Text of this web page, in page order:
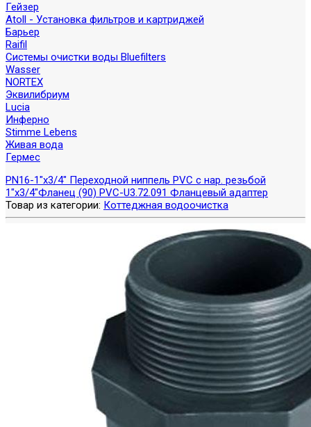
Гейзер
Atoll - Установка фильтров и картриджей
Барьер
Raifil
Системы очистки воды Bluefilters
Wasser
NORTEX
Эквилибриум
Lucia
Инферно
Stimme Lebens
Живая вода
Гермес
PN16-1"x3/4" Переходной ниппель PVC c нар. резьбой
1"x3/4"Фланец (90) PVC-U3.72.091 Фланцевый адаптер
Товар из категории: Коттеджная водоочистка